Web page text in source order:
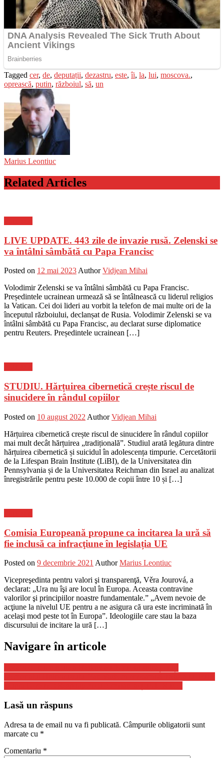
Tagged cer, de, deputații, dezastru, este,îi, la, lui, moscova.,
oprească, putin, războiul, să, un
Marius Leontiuc
Related Articles
LIVE UPDATE. 443 zile de invazie rusă. Zelenski se
va întâlni sâmbătă cu Papa Francisc
Posted on 12 mai 2023 Author Vidjean Mihai
Volodimir Zelenski se va întâlni sâmbătă cu Papa Francisc.
Președintele ucrainean urmează să se întâlnească cu liderul religios
la Vatican. Cei doi lideri au vorbit la telefon de mai multe ori de la
începutul războiului, declanșat de Rusia. Volodimir Zelenski se va
întâlni sâmbătă cu Papa Francisc, au declarat surse diplomatice
pentru Reuters. Președintele ucrainean […]
STUDIU. Hărțuirea cibernetică crește riscul de
sinucidere în rândul copiilor
Posted on 10 august 2022 Author Vidjean Mihai
Hărțuirea cibernetică crește riscul de sinucidere în rândul copiilor
mai mult decât hărțuirea „tradițională”. Studiul arată legătura dintre
hărțuirea cibernetică și suicidul în adolescența timpurie. Cercetătorii
de la Lifespan Brain Institute (LiBI), de la Universitatea din
Pennsylvania și de la Universitatea Reichman din Israel au analizat
înregistrările pentru peste 10.000 de copii între 10 și […]
Comisia Europeană propune ca incitarea la ură să
fie inclusă ca infracţiune în legislația UE
Posted on 9 decembrie 2021 Author Marius Leontiuc
Vicepreşedinta pentru valori şi transparenţă, Věra Jourová, a
declarat: „Ura nu îşi are locul în Europa. Aceasta contravine
valorilor şi principiilor noastre fundamentale.” „Avem nevoie de
acţiune la nivelul UE pentru a ne asigura că ura este incriminată în
acelaşi mod peste tot în Europa”. Ideologiile care stau la baza
discursului de incitare la ură […]
Navigare în articole
Lasă un răspuns
Adresa ta de email nu va fi publicată. Câmpurile obligatorii sunt
marcate cu *
Comentariu *